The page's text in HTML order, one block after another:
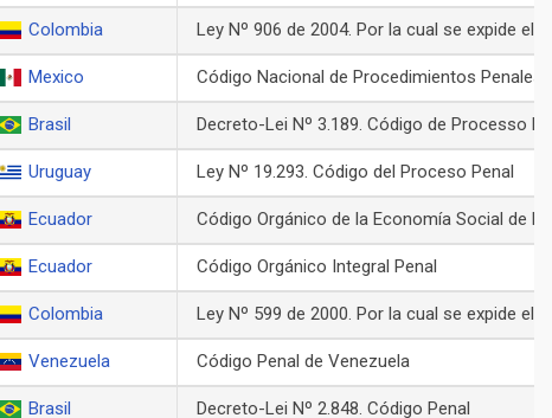
Colombia
Ley Nº 906 de 2004. Por la cual se expide el
Código de Procedimiento Penal
Mexico Código Nacional de Procedimientos Penales
Brasil Decreto-Lei Nº 3.189. Código de Processo
Uruguay Ley Nº 19.293. Código del Proceso Penal
Ecuador
Código Orgánico de la Economía Social de
Conocimientos, Creatividad e Innovación
Ecuador Código Orgánico Integral Penal
Colombia
Ley Nº 599 de 2000. Por la cual se expide el
Código Penal
Venezuela Código Penal de Venezuela
Brasil Decreto-Lei Nº 2.848. Código Penal